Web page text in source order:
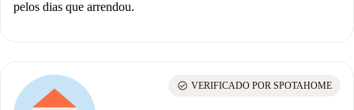
pelos dias que arrendou.
check_circle VERIFICADO POR SPOTAHOME